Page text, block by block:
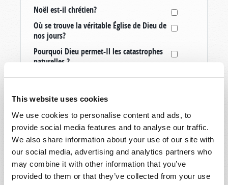
This website uses cookies
We use cookies to personalise content and ads, to
provide social media features and to analyse our traffic.
We also share information about your use of our site with
our social media, advertising and analytics partners who
may combine it with other information that you’ve
provided to them or that they’ve collected from your use
Noël est-il chrétien?
Où se trouve la véritable Église de Dieu de
nos jours?
Pourquoi Dieu permet-Il les catastrophes
naturelles ?
Quatorze signes annonçant le retour du
Que se passe-t-il après la mort?
Quel est le but de la vie?
Quel est le jour du sabbat chrétien?
Quelle est l’identité de l’Antéchrist?
Qu’est-ce qu’un vrai chrétien?